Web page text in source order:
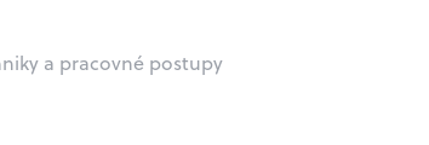
a pracovné postupy